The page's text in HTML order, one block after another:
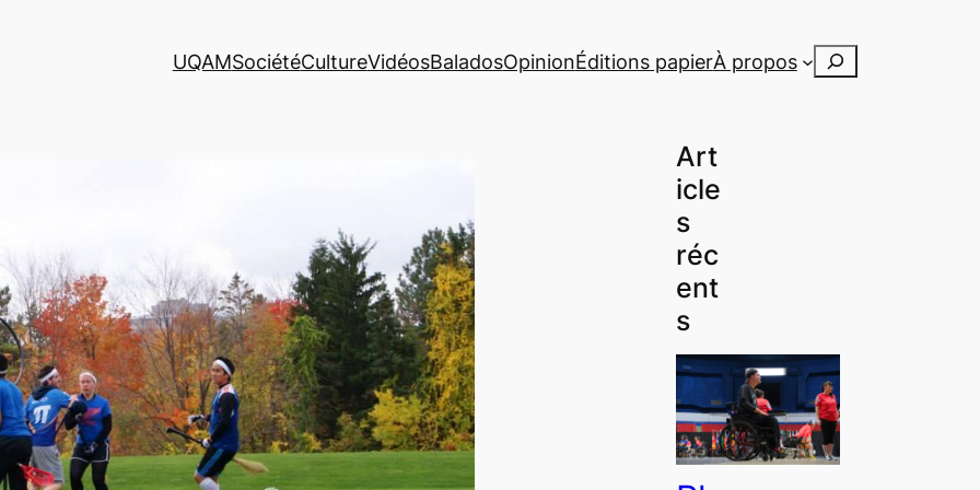
UQAMSociétéCultureVidéosBaladosOpinionÉditions papierÀ propos Rechercher
Art
icle
s
réc
ent
s